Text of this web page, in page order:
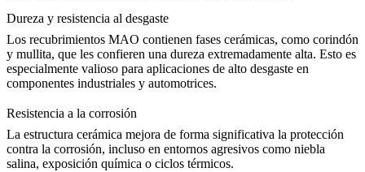
Dureza y resistencia al desgaste
Los recubrimientos MAO contienen fases cerámicas, como corindón
y mullita, que les confieren una dureza extremadamente alta. Esto es
especialmente valioso para aplicaciones de alto desgaste en
componentes industriales y automotrices.
Resistencia a la corrosión
La estructura cerámica mejora de forma significativa la protección
contra la corrosión, incluso en entornos agresivos como niebla
salina, exposición química o ciclos térmicos.